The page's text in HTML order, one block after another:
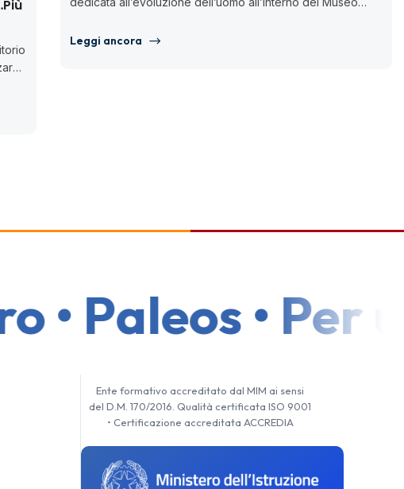
Leggi ancora
Paleos • Per
Ente formativo accreditato dal MIM ai sensi
del D.M. 170/2016. Qualità certificata ISO 9001
• Certificazione accreditata ACCREDIA